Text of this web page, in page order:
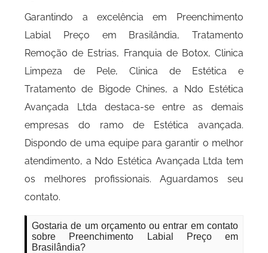
Garantindo a excelência em Preenchimento
Labial Preço em Brasilândia, Tratamento
Remoção de Estrias, Franquia de Botox, Clinica
Limpeza de Pele, Clinica de Estética e
Tratamento de Bigode Chines, a Ndo Estética
Avançada Ltda destaca-se entre as demais
empresas do ramo de Estética avançada.
Dispondo de uma equipe para garantir o melhor
atendimento, a Ndo Estética Avançada Ltda tem
os melhores profissionais. Aguardamos seu
contato.
Gostaria de um orçamento ou entrar em contato
sobre Preenchimento Labial Preço em
Brasilândia?